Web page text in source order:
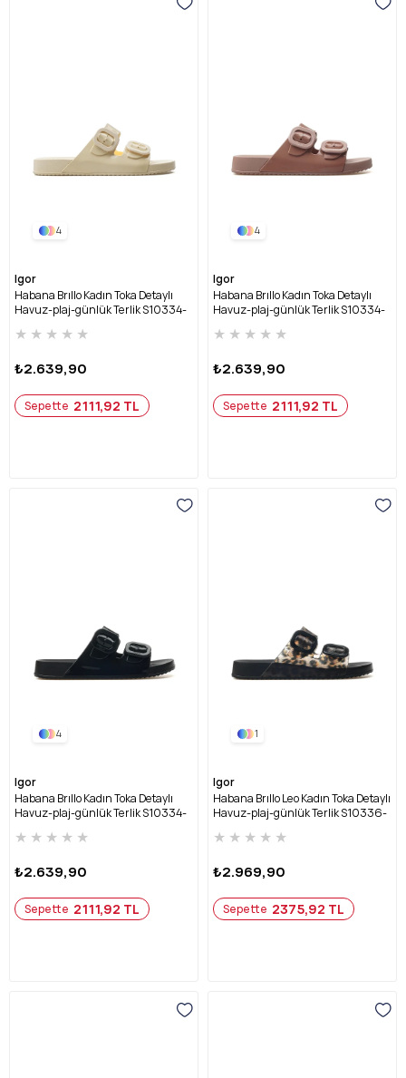
4
Igor
Habana Brıllo Kadın Toka Detaylı
Havuz-plaj-günlük Terlik S10334-
★ ★ ★ ★ ★
₺2.639,90
Sepette 2111,92 TL
4
Igor
Habana Brıllo Kadın Toka Detaylı
Havuz-plaj-günlük Terlik S10334-
★ ★ ★ ★ ★
₺2.639,90
Sepette 2111,92 TL
4
Igor
Habana Brıllo Kadın Toka Detaylı
Havuz-plaj-günlük Terlik S10334-
★ ★ ★ ★ ★
₺2.639,90
Sepette 2111,92 TL
1
Igor
Habana Brıllo Leo Kadın Toka Detaylı
Havuz-plaj-günlük Terlik S10336-
★ ★ ★ ★ ★
₺2.969,90
Sepette 2375,92 TL